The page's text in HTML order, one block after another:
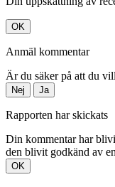
OK
Anmäl kommentar
Är du säker på att du
Nej Ja
Rapporten har skickats
Din kommentar har
den blivit godkänd av
OK